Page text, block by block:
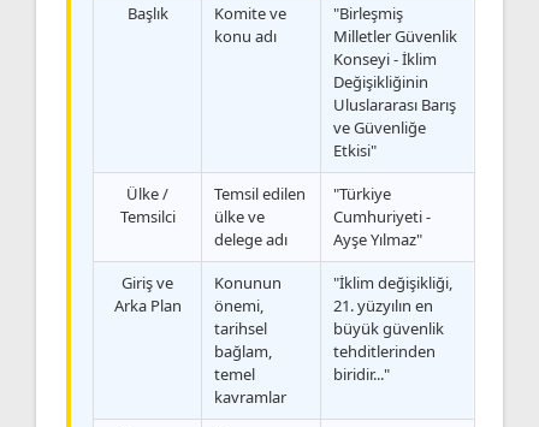
Başlık
Komite ve
konu adı
"Birleşmiş
Milletler Güvenlik
Konseyi - İklim
Değişikliğinin
Uluslararası Barış
ve Güvenliğe
Etkisi"
Ülke /
Temsilci
Temsil edilen
ülke ve
delege adı
"Türkiye
Cumhuriyeti -
Ayşe Yılmaz"
Giriş ve
Arka Plan
Konunun
önemi,
tarihsel
bağlam,
temel
kavramlar
"İklim değişikliği,
21. yüzyılın en
büyük güvenlik
tehditlerinden
biridir..."